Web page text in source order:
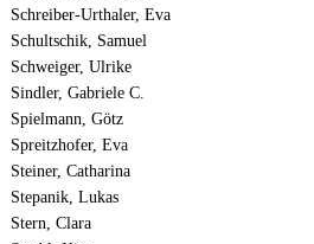
Schreiber-Urthaler, Eva
Schultschik, Samuel
Schweiger, Ulrike
Sindler, Gabriele C.
Spielmann, Götz
Spreitzhofer, Eva
Steiner, Catharina
Stepanik, Lukas
Stern, Clara